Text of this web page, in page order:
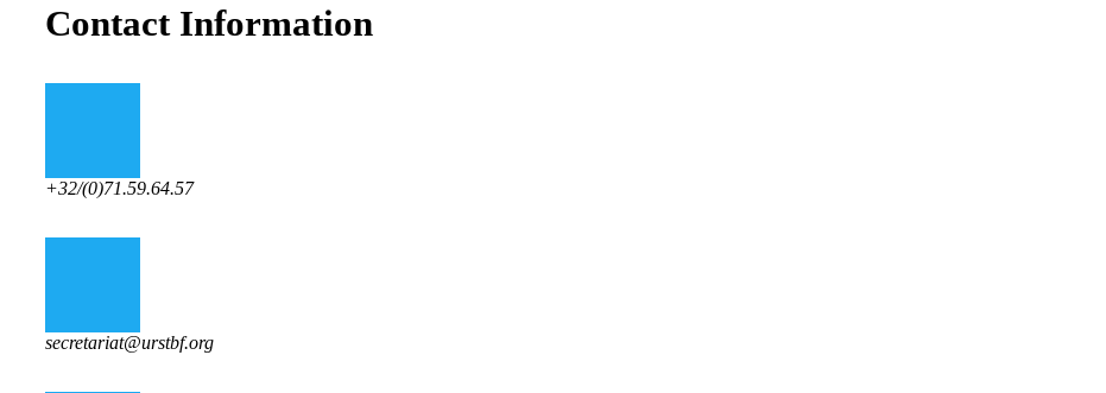
Contact Information
+32/(0)71.59.64.57
secretariat@urstbf.org